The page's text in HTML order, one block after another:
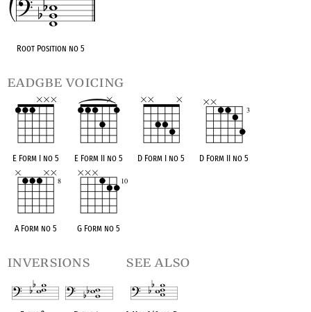
Root Position no 5
eadgbe voicing
E Form I no 5 E Form II no 5 D Form I no 5 D Form II no 5
A Form no 5 G Form no 5
inversions see also